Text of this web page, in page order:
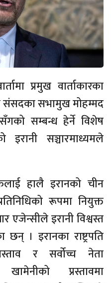
प्रमुख वार्ताकारका
सभामुख मोहम्मद
सम्बन्ध हेर्ने विशेष
इरानी सञ्चारमाध्यमले
हालै इरानको चीन
रूपमा नियुक्त
एजेन्सीले इरानी विश्वस्त
। इरानका राष्ट्रपति
र सर्वोच्च नेता
प्रस्तावमा